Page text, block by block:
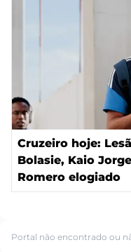
Cruzeiro hoje:
Bolasie, Kaio
Romero elogiado
Portal não encontrado ou